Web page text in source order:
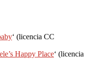
‘ (licencia CC
Happy Place‘ (licencia